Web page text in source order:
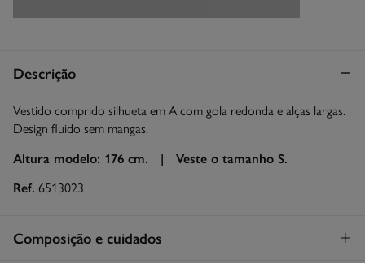
Descrição
Vestido comprido silhueta em A com gola redonda e alças largas.
Design fluido sem mangas.
Altura modelo: 176 cm. | Veste o tamanho S.
Ref. 6513023
Composição e cuidados